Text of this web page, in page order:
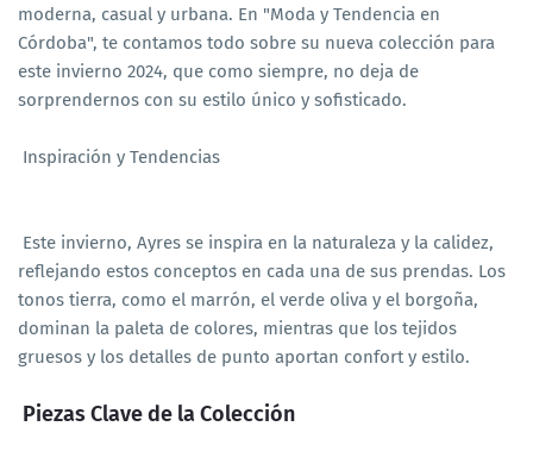
moderna, casual y urbana. En "Moda y Tendencia en
Córdoba", te contamos todo sobre su nueva colección para
este invierno 2024, que como siempre, no deja de
sorprendernos con su estilo único y sofisticado.
Inspiración y Tendencias
Este invierno, Ayres se inspira en la naturaleza y la calidez,
reflejando estos conceptos en cada una de sus prendas. Los
tonos tierra, como el marrón, el verde oliva y el borgoña,
dominan la paleta de colores, mientras que los tejidos
gruesos y los detalles de punto aportan confort y estilo.
Piezas Clave de la Colección